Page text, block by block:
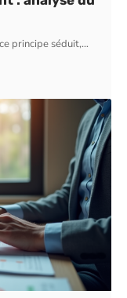
principe séduit,…